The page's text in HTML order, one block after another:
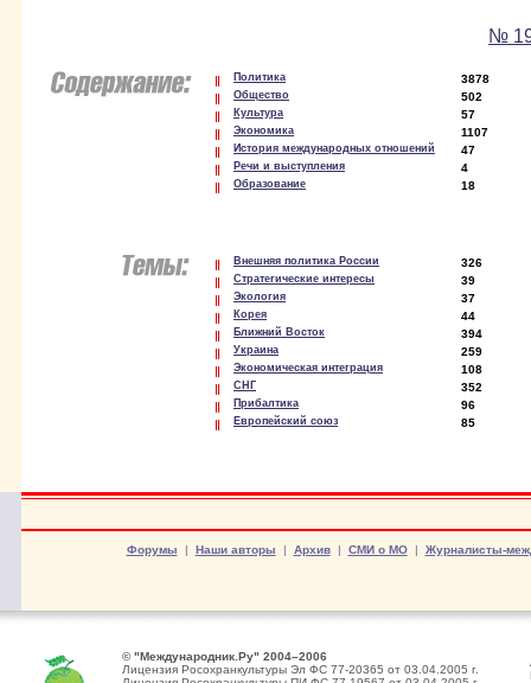
№
Политика 3878
Общество 502
Культура 57
Экономика 1107
История международных отношений 47
Речи и выступления 4
Образование 18
Внешняя политика России 326
Стратегические интересы 39
Экология 37
Корея 44
Ближний Восток 394
Украина 259
Экономическая интеграция 108
СНГ 352
Прибалтика 96
Европейский союз 85
Форумы | Наши авторы | Архив| СМИ о МО| Журналисты-
© "Международник.Ру" 2004–2006
Лицензия Росохранкультуры Эл ФС 77-20365 от 03.04.2005 г.